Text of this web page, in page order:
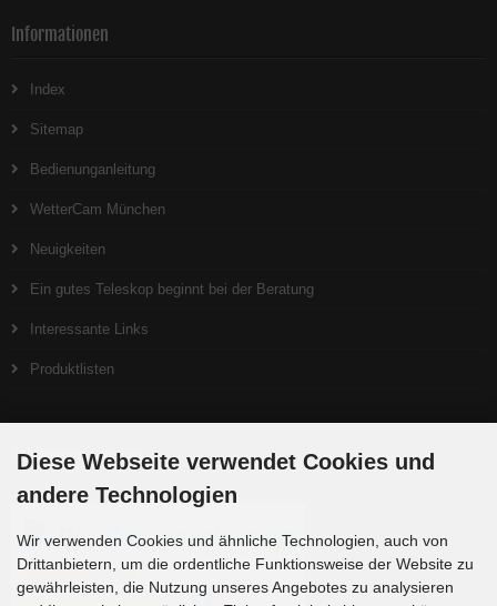
Informationen
Index
Sitemap
Bedienunganleitung
WetterCam München
Neuigkeiten
Ein gutes Teleskop beginnt bei der Beratung
Interessante Links
Produktlisten
Zahlungsmethoden
Diese Webseite verwendet Cookies und
andere Technologien
Wir verwenden Cookies und ähnliche Technologien, auch von
Drittanbietern, um die ordentliche Funktionsweise der Website zu
gewährleisten, die Nutzung unseres Angebotes zu analysieren